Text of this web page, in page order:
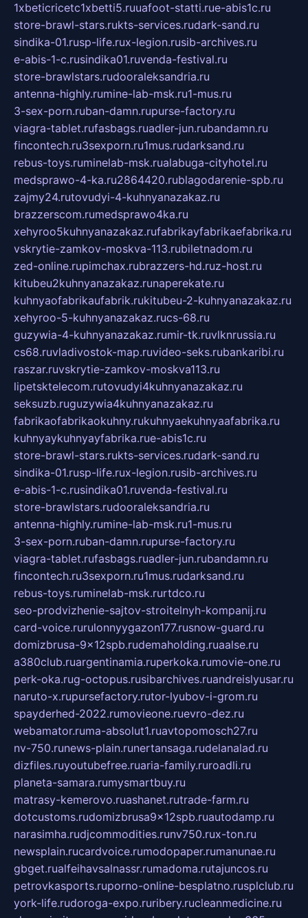
1xbeticricetc1xbetti5.ruuafoot-statti.rue-abis1c.ru
store-brawl-stars.rukts-services.rudark-sand.ru
sindika-01.rusp-life.rux-legion.rusib-archives.ru
e-abis-1-c.rusindika01.ruvenda-festival.ru
store-brawlstars.rudooraleksandria.ru
antenna-highly.rumine-lab-msk.ru1-mus.ru
3-sex-porn.ruban-damn.rupurse-factory.ru
viagra-tablet.rufasbags.ruadler-jun.rubandamn.ru
fincontech.ru3sexporn.ru1mus.rudarksand.ru
rebus-toys.ruminelab-msk.rualabuga-cityhotel.ru
medsprawo-4-ka.ru2864420.rublagodarenie-spb.ru
zajmy24.rutovudyi-4-kuhnyanazakaz.ru
brazzerscom.rumedsprawo4ka.ru
xehyroo5kuhnyanazakaz.rufabrikayfabrikaefabrika.ru
vskrytie-zamkov-moskva-113.rubiletnadom.ru
zed-online.rupimchax.rubrazzers-hd.ruz-host.ru
kitubeu2kuhnyanazakaz.runaperekate.ru
kuhnyaofabrikaufabrik.rukitubeu-2-kuhnyanazakaz.ru
xehyroo-5-kuhnyanazakaz.rucs-68.ru
guzywia-4-kuhnyanazakaz.rumir-tk.ruvlknrussia.ru
cs68.ruvladivostok-map.ruvideo-seks.rubankaribi.ru
raszar.ruvskrytie-zamkov-moskva113.ru
lipetsktelecom.rutovudyi4kuhnyanazakaz.ru
seksuzb.ruguzywia4kuhnyanazakaz.ru
fabrikaofabrikaokuhny.rukuhnyaekuhnyaafabrika.ru
kuhnyaykuhnyayfabrika.rue-abis1c.ru
store-brawl-stars.rukts-services.rudark-sand.ru
sindika-01.rusp-life.rux-legion.rusib-archives.ru
e-abis-1-c.rusindika01.ruvenda-festival.ru
store-brawlstars.rudooraleksandria.ru
antenna-highly.rumine-lab-msk.ru1-mus.ru
3-sex-porn.ruban-damn.rupurse-factory.ru
viagra-tablet.rufasbags.ruadler-jun.rubandamn.ru
fincontech.ru3sexporn.ru1mus.rudarksand.ru
rebus-toys.ruminelab-msk.rurtdco.ru
seo-prodvizhenie-sajtov-stroitelnyh-kompanij.ru
card-voice.rurulonnyygazon177.rusnow-guard.ru
domizbrusa-9x12spb.rudemaholding.ruaalse.ru
a380club.ruargentinamia.ruperkoka.rumovie-one.ru
perk-oka.rug-octopus.rusibarchives.ruandreislyusar.ru
naruto-x.rupursefactory.rutor-lyubov-i-grom.ru
spayderhed-2022.rumovieone.ruevro-dez.ru
webamator.ruma-absolut1.ruavtopomosch27.ru
nv-750.runews-plain.runertansaga.rudelanalad.ru
dizfiles.ruyoutubefree.ruaria-family.ruroadli.ru
planeta-samara.rumysmartbuy.ru
matrasy-kemerovo.ruashanet.rutrade-farm.ru
dotcustoms.rudomizbrusa9x12spb.ruautodamp.ru
narasimha.rudjcommodities.runv750.rux-ton.ru
newsplain.rucardvoice.rumodopaper.rumanunae.ru
gbget.rualfeihavsalnassr.rumadoma.rutajuncos.ru
petrovkasports.ruporno-online-besplatno.rusplclub.ru
york-life.rudoroga-expo.ruribery.rucleanmedicine.ru